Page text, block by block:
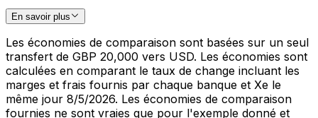
En savoir plus
Les économies de comparaison sont basées sur un seul
transfert de GBP 20,000 vers USD. Les économies sont
calculées en comparant le taux de change incluant les
marges et frais fournis par chaque banque et Xe le
même jour 8/5/2026. Les économies de comparaison
fournies ne sont vraies que pour l'exemple donné et